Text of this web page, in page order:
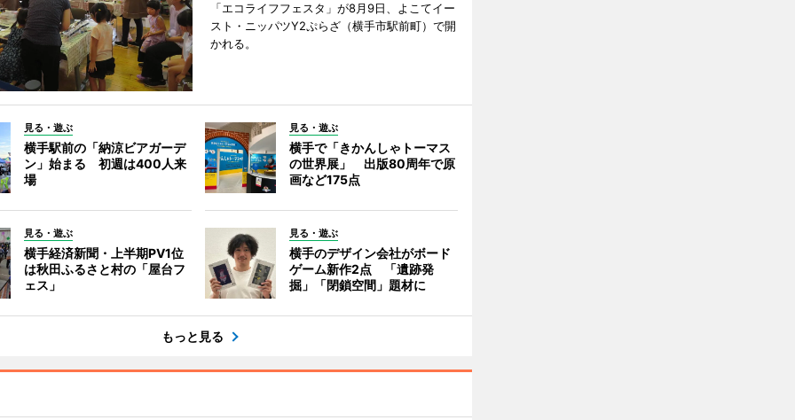
「エコライフフェスタ」が8月9日、よこてイー
スト・ニッパツY2ぷらざ（横手市駅前町）で開
かれる。
見る・遊ぶ
横手駅前の「納涼ビアガーデ
ン」始まる 初週は400人来
場
見る・遊ぶ
横手で「きかんしゃトーマス
の世界展」 出版80周年で原
画など175点
見る・遊ぶ
横手経済新聞・上半期PV1位
は秋田ふるさと村の「屋台フ
ェス」
見る・遊ぶ
横手のデザイン会社がボード
ゲーム新作2点 「遺跡発
掘」「閉鎖空間」題材に
もっと見る